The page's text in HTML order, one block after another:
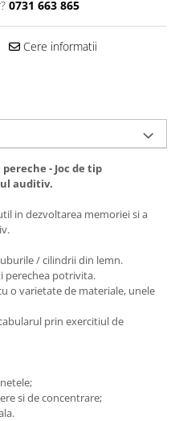
0731 663 865
Cere informatii
- Joc de tip
auditiv.
in dezvoltarea memoriei si a
/ cilindrii din lemn.
perechea potrivita.
o varietate de materiale, unele
prin exercitiul de
si de concentrare;